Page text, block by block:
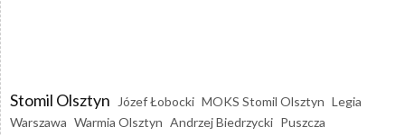
Stomil Olsztyn Józef Łobocki MOKS Stomil Olsztyn Legia
Warszawa Warmia Olsztyn Andrzej Biedrzycki Puszcza